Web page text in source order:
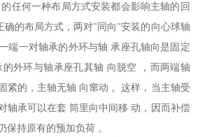
任何一种布局方式安装都会影响主轴的回
确的布局方式，两对"同向''安装的向心球轴
端一对轴承的外环与轴 承座孔轴向是固定
外环与轴承座孔其轴 向脱空 ，而两端轴
紧的，主轴无轴 向窜动 。这样，当主轴受
轴承可以在套 筒里向中间移 动，因而补偿
保持原有的预加负荷 。